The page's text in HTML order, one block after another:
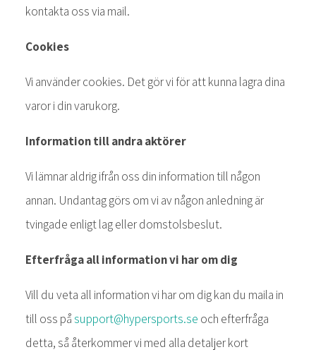
kontakta oss via mail.
Cookies
Vi använder cookies. Det gör vi för att kunna lagra dina
varor i din varukorg.
Information till andra aktörer
Vi lämnar aldrig ifrån oss din information till någon
annan. Undantag görs om vi av någon anledning är
tvingade enligt lag eller domstolsbeslut.
Efterfråga all information vi har om dig
Vill du veta all information vi har om dig kan du maila in
till oss påsupport@hypersports.se och efterfråga
detta, så återkommer vi med alla detaljer kort